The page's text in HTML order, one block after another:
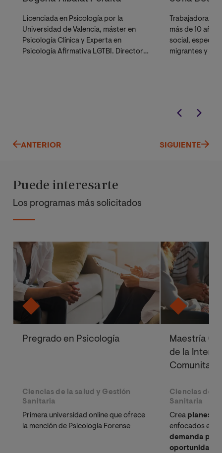
Licenciada en Psicología por la
Universidad de Valencia, máster en
Psicología Clínica y Experta en
Psicología Afirmativa LGTBI. Directora
fobia a volar en mujer joven adulta” del
Trabajadora
más de 10
social,
migrantes y
ANTERIOR SIGUIENTE
Puede interesarte
Los programas más solicitados
Pregrado en Psicología
Ciencias de la salud y Gestión
Sanitaria
Primera universidad online que ofrece
la mención de Psicología Forense
Maestría
de la
Comunitaria
Ciencias de
Sanitaria
Crea planes
enfocados en
demanda